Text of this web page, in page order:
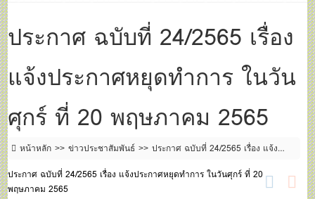
ประกาศ ฉบับที่ 24/2565 เรื่อง
แจ้งประกาศหยุดทำการ ในวัน
ศุกร์ ที่ 20 พฤษภาคม 2565
หน้าหลัก ข่าวประชาสัมพันธ์
ประกาศ ฉบับที่ 24/2565 เรื่อง แจ้ง
ประกาศ ฉบับที่ 24/2565 เรื่อง แจ้งประกาศหยุดทำการ ในวันศุกร์ ที่ 20
พฤษภาคม 2565